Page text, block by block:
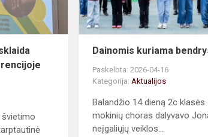
švietimo
Dainomis kuriama
Paskelbta: 2026-04-16
Kategorija:Aktualijos
Balandžio 14 dieną 2c klasės
mokinių choras dalyvavo
neįgaliųjų veiklos...